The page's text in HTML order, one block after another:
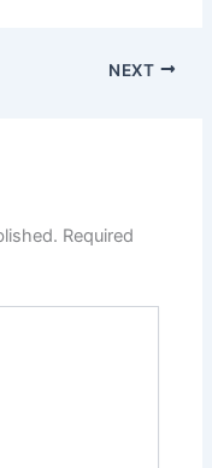
NEXT
Required